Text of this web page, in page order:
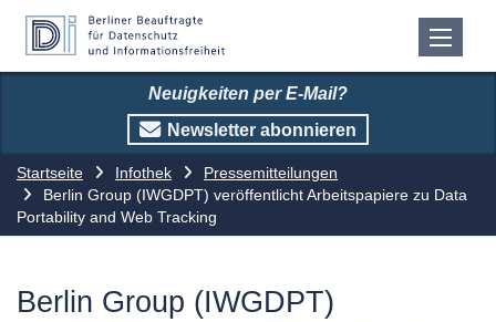
Neuigkeiten per E-Mail?
Newsletter abonnieren
Startseite Infothek
Pressemitteilungen
Berlin Group (IWGDPT) veröffentlicht Arbeitspapiere zu Data
Portability and Web Tracking
Berlin Group (IWGDPT)